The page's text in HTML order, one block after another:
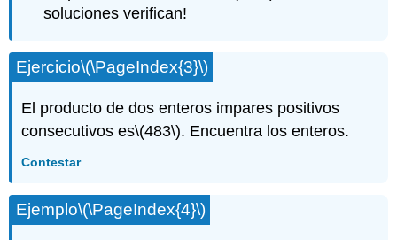
soluciones verifican!
Ejercicio\(\PageIndex{3}\)
El producto de dos enteros impares positivos
consecutivos es\(483\). Encuentra los enteros.
Contestar
Ejemplo\(\PageIndex{4}\)